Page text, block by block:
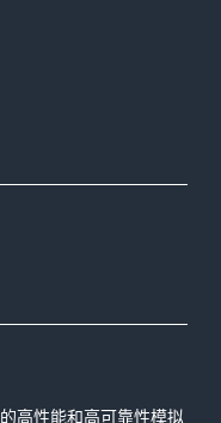
高性能和高可靠性模拟